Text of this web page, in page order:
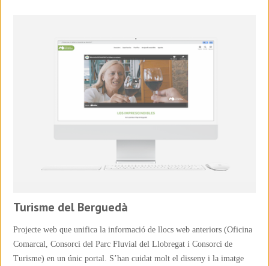
Turisme del Berguedà
Projecte web que unifica la informació de llocs web anteriors (Oficina
Comarcal, Consorci del Parc Fluvial del Llobregat i Consorci de
Turisme) en un únic portal. S’han cuidat molt el disseny i la imatge